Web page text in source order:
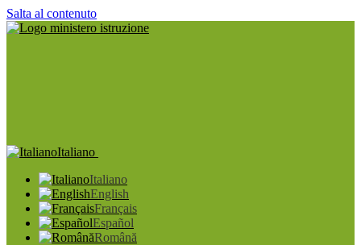
Salta al contenuto
Italiano
Italiano
English
Français
Español
Română